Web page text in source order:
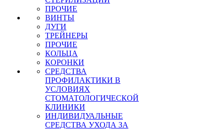
ПРОЧИЕ
ВИНТЫ
ДУГИ
ТРЕЙНЕРЫ
ПРОЧИЕ
КОЛЬЦА
КОРОНКИ
СРЕДСТВА
ПРОФИЛАКТИКИ В
УСЛОВИЯХ
СТОМАТОЛОГИЧЕСКОЙ
КЛИНИКИ
ИНДИВИДУАЛЬНЫЕ
СРЕДСТВА УХОДА ЗА